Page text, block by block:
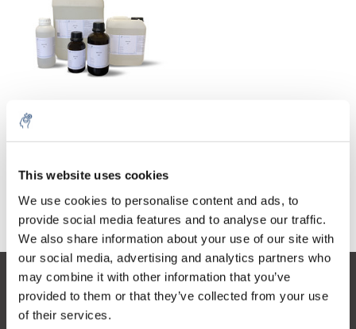
This website uses cookies
We use cookies to personalise content and ads, to
provide social media features and to analyse our traffic.
We also share information about your use of our site with
our social media, advertising and analytics partners who
may combine it with other information that you’ve
provided to them or that they’ve collected from your use
of their services.
Salpeterzuur
Klantenservice
Mijn account
order
Sign up for our newsletter to stay
informed about our new products, and
receive a 10% discount on your next
purchase for all chemical products from
our own brand 😀